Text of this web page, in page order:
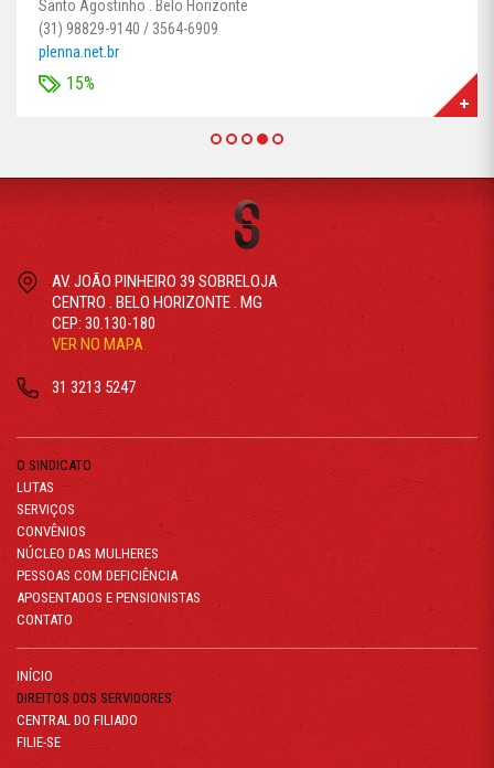
Santo Agostinho . Belo Horizonte
(31) 98829-9140 / 3564-6909
plenna.net.br
15%
AV. JOÃO PINHEIRO 39 SOBRELOJA
CENTRO . BELO HORIZONTE . MG
CEP: 30.130-180
VER NO MAPA
31 3213 5247
O SINDICATO
LUTAS
SERVIÇOS
CONVÊNIOS
NÚCLEO DAS MULHERES
PESSOAS COM DEFICIÊNCIA
APOSENTADOS E PENSIONISTAS
CONTATO
INÍCIO
DIREITOS DOS SERVIDORES
CENTRAL DO FILIADO
FILIE-SE